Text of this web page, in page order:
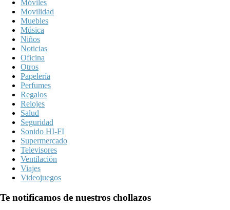
Móviles
Movilidad
Muebles
Música
Niños
Noticias
Oficina
Otros
Papelería
Perfumes
Regalos
Relojes
Salud
Seguridad
Sonido HI-FI
Supermercado
Televisores
Ventilación
Viajes
Videojuegos
Te notificamos de nuestros chollazos